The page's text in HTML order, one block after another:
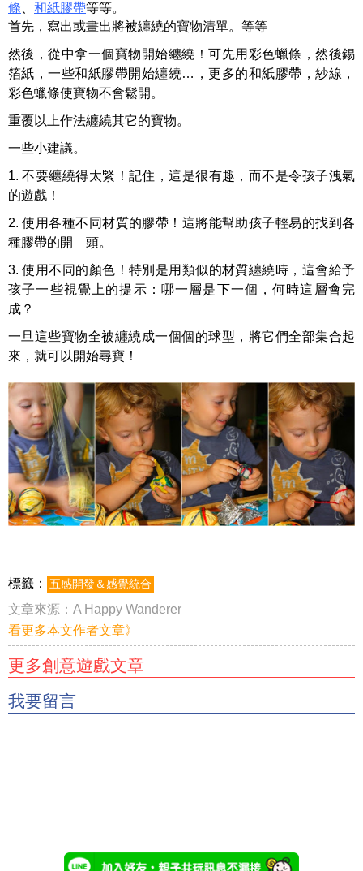
條
和紙膠帶等等。
首先，寫出或畫出將被纏繞的寶物清單。等等
然後，從中拿一個寶物開始纏繞！可先用彩色蠟條，然後錫
箔紙，一些和紙膠帶開始纏繞…，更多的和紙膠帶，紗線，
彩色蠟條使寶物不會鬆開。
重覆以上作法纏繞其它的寶物。
一些小建議。
1. 不要纏繞得太緊！記住，這是很有趣，而不是令孩子洩氣
的遊戲！
2. 使用各種不同材質的膠帶！這將能幫助孩子輕易的找到各
種膠帶的開 頭。
3. 使用不同的顏色！特別是用類似的材質纏繞時，這會給予
孩子一些視覺上的提示：哪一層是下一個，何時這層會完
成？
一旦這些寶物全被纏繞成一個個的球型，將它們全部集合起
來，就可以開始尋寶！
標籤： 五感開發＆感覺統合
文章來源： A Happy Wanderer
看更多本文作者文章》
更多創意遊戲文章
我要留言